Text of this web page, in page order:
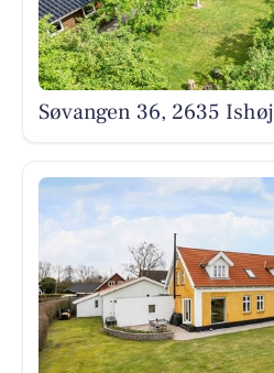
Søvangen 36, 2635 Ishøj